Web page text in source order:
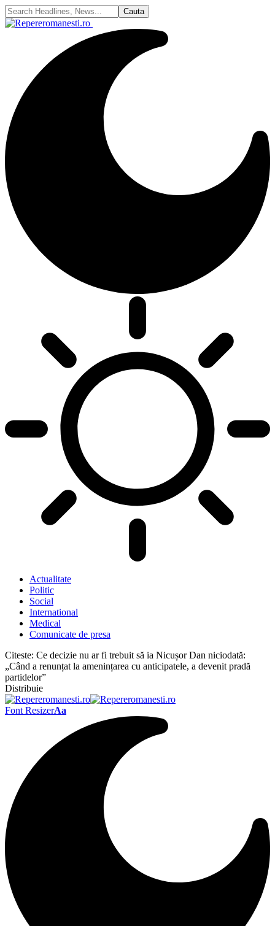
Actualitate
Politic
Social
International
Medical
Comunicate de presa
Citeste: Ce decizie nu ar fi trebuit să ia Nicușor Dan niciodată:
„Când a renunțat la amenințarea cu anticipatele, a devenit pradă
partidelor”
Distribuie
Font ResizerAa